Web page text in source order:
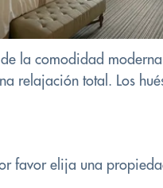
la comodidad
relajación total. Los
favor elija una